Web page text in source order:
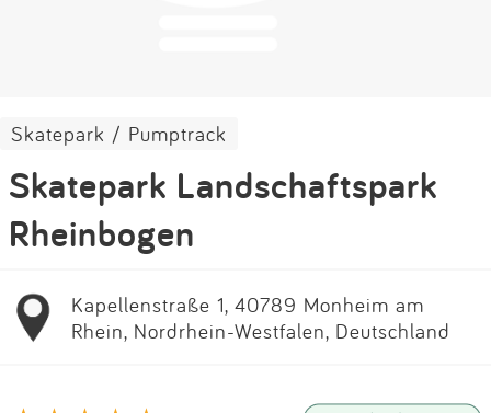
Skatepark / Pumptrack
Skatepark Landschaftspark
Rheinbogen
Kapellenstraße 1, 40789 Monheim am
Rhein, Nordrhein-Westfalen, Deutschland